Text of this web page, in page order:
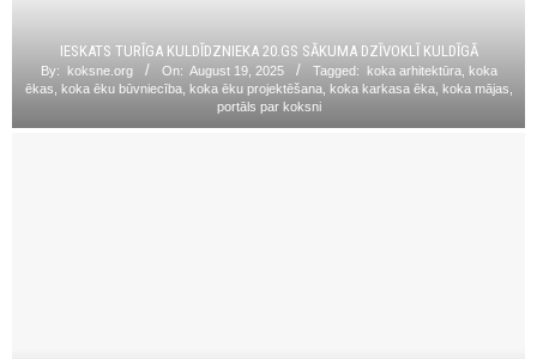
IESKATS TURĪGA KULDĪDZNIEKA 20.GS SĀKUMA DZĪVOKLĪ KULDĪGĀ
By: koksne.org On: August 19, 2025 Tagged: koka arhitektūra
koka
ēkas koka ēku būvniecība, koka ēku projektēšana, koka karkasa ēka, koka mājas
portāls par koksni